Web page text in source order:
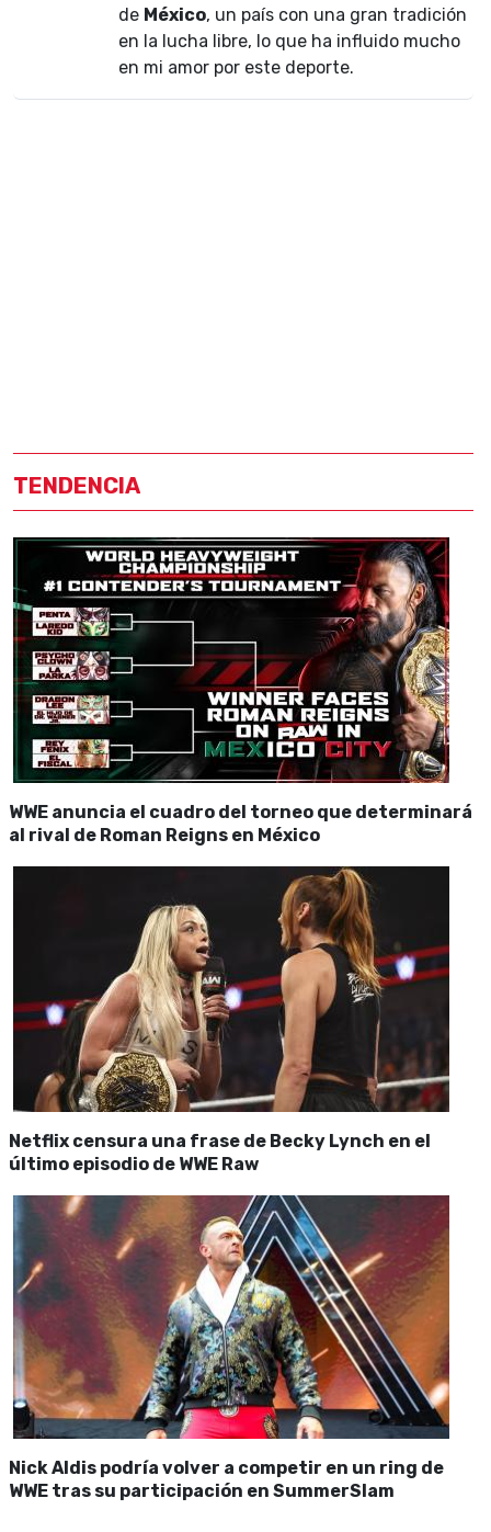
de México, un país con una gran tradición
en la lucha libre, lo que ha influido mucho
en mi amor por este deporte.
TENDENCIA
WWE anuncia el cuadro del torneo que determinará
al rival de Roman Reigns en México
Netflix censura una frase de Becky Lynch en el
último episodio de WWE Raw
Nick Aldis podría volver a competir en un ring de
WWE tras su participación en SummerSlam